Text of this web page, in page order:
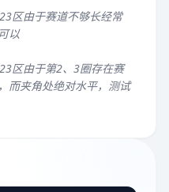
区由于赛道不够长经常
以
区由于第2、3圈存在赛
而夹角处绝对水平，测试